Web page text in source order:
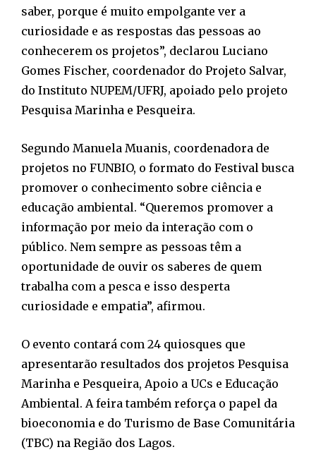
saber, porque é muito empolgante ver a
curiosidade e as respostas das pessoas ao
conhecerem os projetos”, declarou Luciano
Gomes Fischer, coordenador do Projeto Salvar,
do Instituto NUPEM/UFRJ, apoiado pelo projeto
Pesquisa Marinha e Pesqueira.
Segundo Manuela Muanis, coordenadora de
projetos no FUNBIO, o formato do Festival busca
promover o conhecimento sobre ciência e
educação ambiental. “Queremos promover a
informação por meio da interação com o
público. Nem sempre as pessoas têm a
oportunidade de ouvir os saberes de quem
trabalha com a pesca e isso desperta
curiosidade e empatia”, afirmou.
O evento contará com 24 quiosques que
apresentarão resultados dos projetos Pesquisa
Marinha e Pesqueira, Apoio a UCs e Educação
Ambiental. A feira também reforça o papel da
bioeconomia e do Turismo de Base Comunitária
(TBC) na Região dos Lagos.